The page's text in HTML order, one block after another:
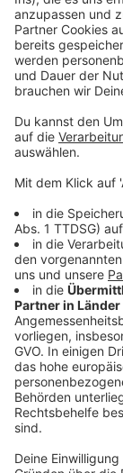
Einreisende
Testpflicht.
Luxemburg
gibt es auf
Anzeige
Muss ich in
Anzeige
Nur, wenn ich
ich, bis das
kann bis zu
sind in dieser
zahlen.
Anzeige
Kann ich